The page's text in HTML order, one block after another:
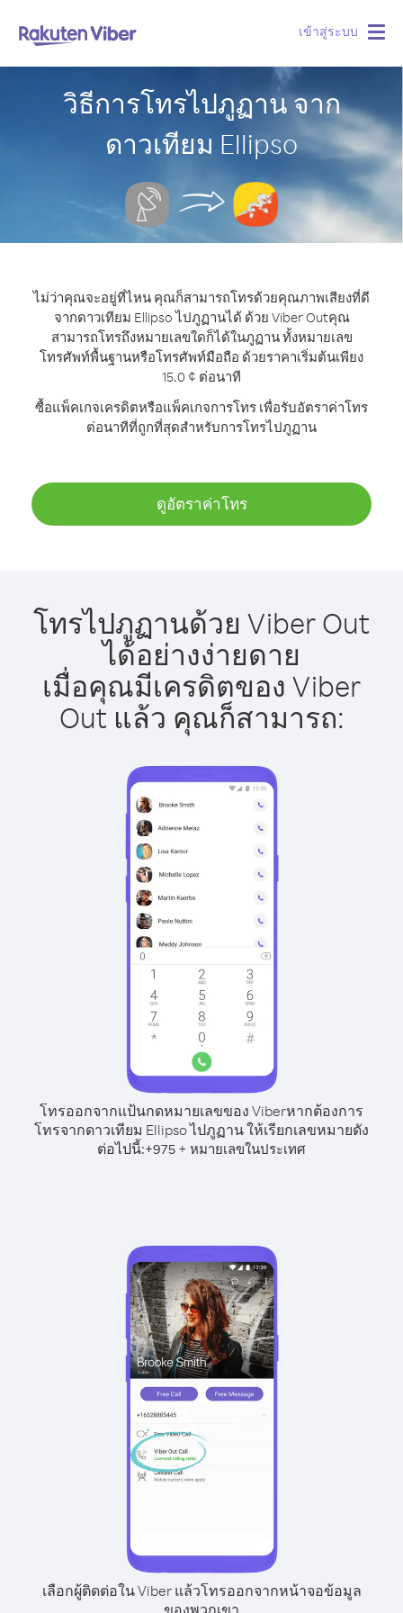
เข้าสู่ระบบ
วิธีการโทรไปภูฏาน จาก
ดาวเทียม Ellipso
ไม่ว่าคุณจะอยู่ที่ไหน คุณก็สามารถโทรด้วยคุณภาพเสียงที่ดี
จากดาวเทียม Ellipso ไปภูฏานได้ ด้วย Viber Outคุณ
สามารถโทรถึงหมายเลขใดก็ได้ในภูฏาน ทั้งหมายเลข
โทรศัพท์พื้นฐานหรือโทรศัพท์มือถือ ด้วยราคาเริ่มต้นเพียง
15.0 ¢ ต่อนาที
ซื้อแพ็คเกจเครดิตหรือแพ็คเกจการโทร เพื่อรับอัตราค่าโทร
ต่อนาทีที่ถูกที่สุดสำหรับการโทรไปภูฏาน
ดูอัตราค่าโทร
โทรไปภูฏานด้วย Viber Out
ได้อย่างง่ายดาย
เมื่อคุณมีเครดิตของ Viber
Out แล้ว คุณก็สามารถ:
โทรออกจากแป้นกดหมายเลขของ Viberหากต้องการ
โทรจากดาวเทียม Ellipso ไปภูฏาน ให้เรียกเลขหมายดัง
ต่อไปนี้:+975 + หมายเลขในประเทศ
เลือกผู้ติดต่อใน Viber แล้วโทรออกจากหน้าจอข้อมูล
ของพวกเขา